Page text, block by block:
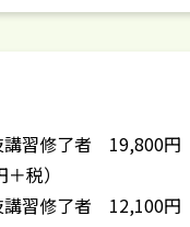
習修了者 19,800円
税）
習修了者 12,100円